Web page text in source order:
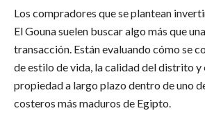
Los compradores que se plantean
El Gouna suelen buscar algo más que
transacción. Están evaluando cómo se
de estilo de vida, la calidad del distrito y
propiedad a largo plazo dentro de uno
costeros más maduros de Egipto.